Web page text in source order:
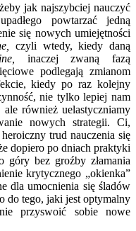
jak najszybciej nauczyć
powtarzać jedną
się nowych umiejętności
czyli wtedy, kiedy daną
inaczej zwaną fazą
podlegają zmianom
kiedy po raz kolejny
nie tylko lepiej nam
również uelastyczniamy
nowych strategii. Ci,
trud nauczenia się
dopiero po dniach praktyki
góry bez groźby złamania
krytycznego „okienka”
dla umocnienia się śladów
do tego, jaki jest optymalny
przyswoić sobie nowe